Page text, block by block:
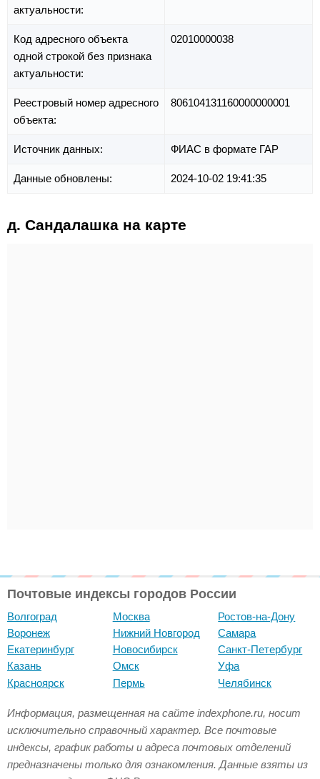
актуальности:
Код адресного объекта
одной строкой без признака
актуальности:
02010000038
Реестровый номер адресного
объекта:
806104131160000000001
Источник данных: ФИАС в формате ГАР
Данные обновлены: 2024-10-02 19:41:35
д. Сандалашка на карте
Почтовые индексы городов России
Волгоград
Воронеж
Екатеринбург
Казань
Красноярск
Москва
Нижний Новгород
Новосибирск
Омск
Пермь
Ростов-на-Дону
Самара
Санкт-Петербург
Уфа
Челябинск
Информация, размещенная на сайте indexphone.ru, носит
исключительно справочный характер. Все почтовые
индексы, график работы и адреса почтовых отделений
предназначены только для ознакомления. Данные взяты из